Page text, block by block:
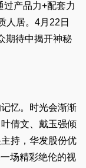
过产品力+配套力
人居。4月22日
期待中揭开神秘
忆。时光会渐渐
倩文、戴玉强倾
持，华发股份优
场精彩绝伦的视